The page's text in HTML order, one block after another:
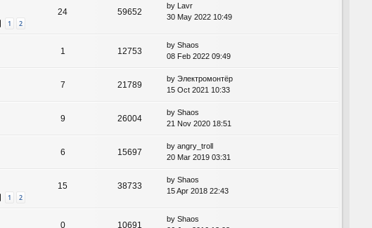
1 2
24 59652
by Lavr
30 May 2022 10:49
1 12753
by Shaos
08 Feb 2022 09:49
7 21789
by Электромонтёр
15 Oct 2021 10:33
9 26004
by Shaos
21 Nov 2020 18:51
6 15697
by angry_troll
20 Mar 2019 03:31
1 2
15 38733
by Shaos
15 Apr 2018 22:43
0 10691
by Shaos